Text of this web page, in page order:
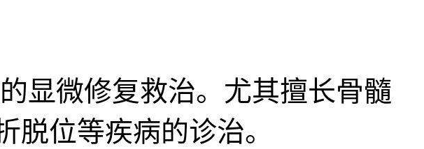
显微修复救治。尤其擅长骨髓
位等疾病的诊治。